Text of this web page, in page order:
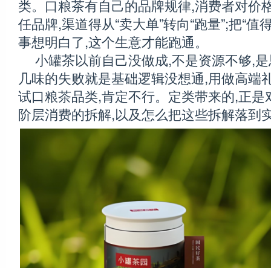
类。口粮茶有自己的品牌规律,消费者对价
任品牌,渠道得从“卖大单”转向“跑量”;把“值
事想明白了,这个生意才能跑通。
小罐茶以前自己没做成,不是资源不够,
几味的失败就是基础逻辑没想通,用做高端
试口粮茶品类,肯定不行。定类带来的,正是
阶层消费的拆解,以及怎么把这些拆解落到